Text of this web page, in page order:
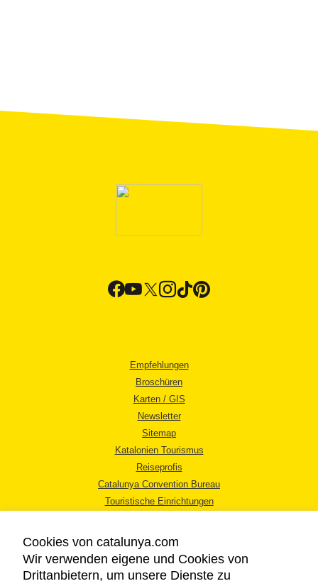
Empfehlungen
Broschüren
Karten / GIS
Newsletter
Sitemap
Katalonien Tourismus
Reiseprofis
Catalunya Convention Bureau
Touristische Einrichtungen
Cookies von catalunya.com
Wir verwenden eigene und Cookies von
Drittanbietern, um unsere Dienste zu